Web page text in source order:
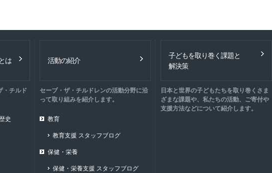
は
・チルド
史
活動の紹介
セーブ・ザ・チルドレンの活動分野に沿
って取り組みを紹介します。
教育
教育支援 スタッフブログ
保健・栄養
保健・栄養支援 スタッフブログ
子どもを取り巻く課題と
解決策
日本と世界の子どもたちを取り巻くさま
ざまな課題や、私たちの活動、ご寄付や
支援方法などについて紹介します。